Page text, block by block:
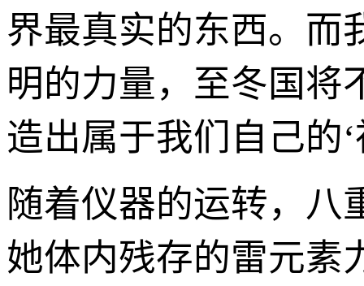
界最真实的东西。而
明的力量，至冬国
造出属于我们自己的‘
随着仪器的运转，八
她体内残存的雷元素